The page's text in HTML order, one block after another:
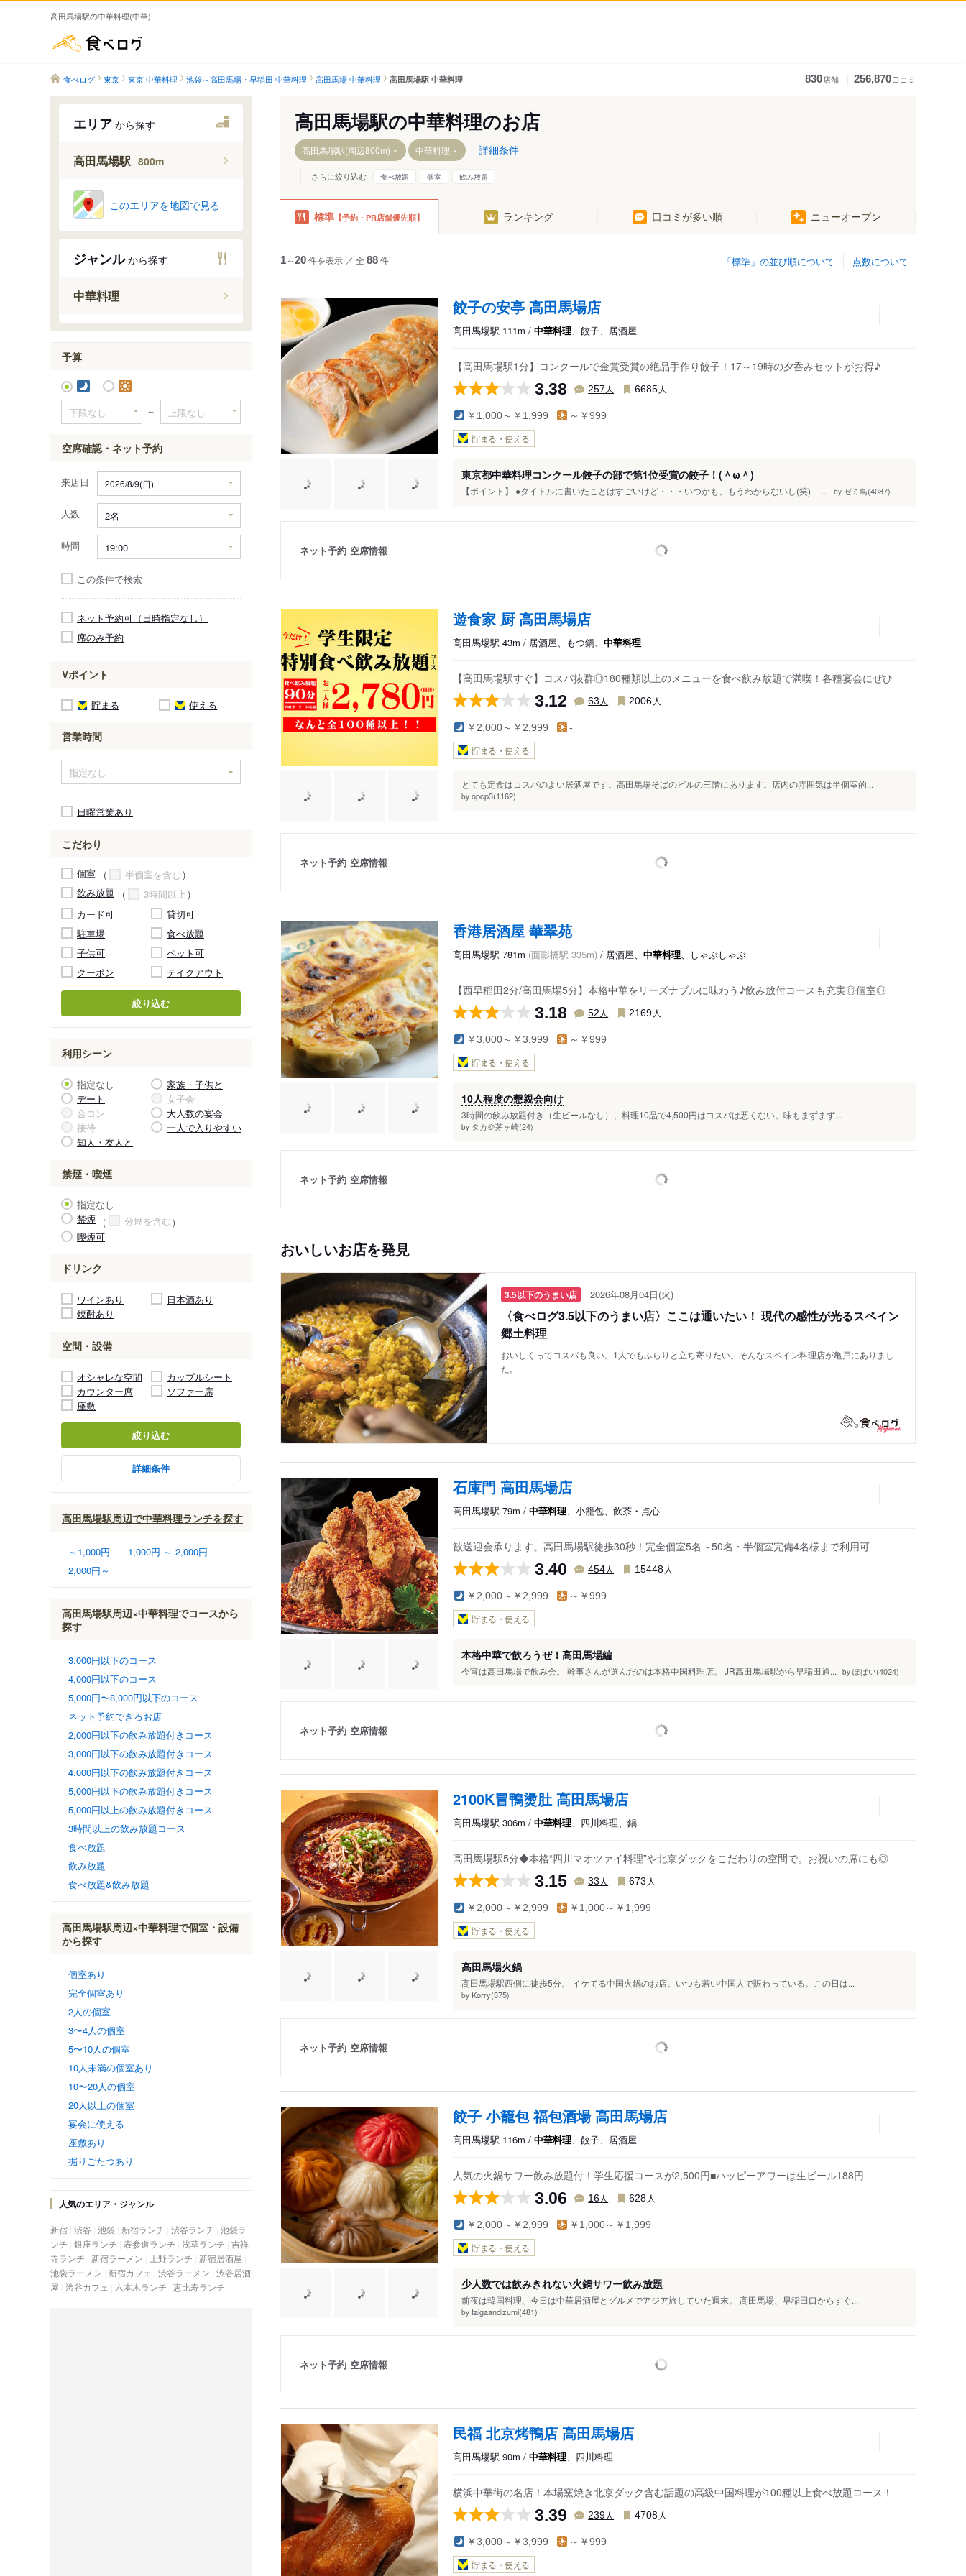
高田馬場駅の中華料理(中華)
食べログ 東京 東京 中華料理 池袋～高田馬場・早稲田 中華料理 高田馬場 中華料理 高田馬場駅 中華料理 830店舗 256,870口コミ
エリア から探す
高田馬場駅 800m
このエリアを地図で見る
ジャンルから探す
中華料理
予算
～
空席確認・ネット予約
来店日
人数
時間
この条件で検索
ネット予約可（日時指定なし）
席のみ予約
Vポイント
貯まる 使える
営業時間
日曜営業あり
こだわり
個室
半個室を含む
飲み放題
3時間以上
カード可
貸切可
駐車場
食べ放題
子供可
ペット可
クーポン
テイクアウト
絞り込む
利用シーン
指定なし
家族・子供と
デート
女子会
合コン
大人数の宴会
接待
一人で入りやすい
知人・友人と
禁煙・喫煙
指定なし
禁煙
分煙を含む
喫煙可
ドリンク
ワインあり
日本酒あり
焼酎あり
空間・設備
オシャレな空間
カップルシート
カウンター席
ソファー席
座敷
絞り込む
詳細条件
高田馬場駅周辺で中華料理ランチを探す
～1,000円
1,000円 ～ 2,000円
2,000円～
高田馬場駅周辺×中華料理でコースから
探す
3,000円以下のコース
4,000円以下のコース
5,000円〜8,000円以下のコース
ネット予約できるお店
2,000円以下の飲み放題付きコース
3,000円以下の飲み放題付きコース
4,000円以下の飲み放題付きコース
5,000円以下の飲み放題付きコース
5,000円以上の飲み放題付きコース
3時間以上の飲み放題コース
食べ放題
飲み放題
食べ放題&飲み放題
高田馬場駅周辺×中華料理で個室・設備
から探す
個室あり
完全個室あり
2人の個室
3〜4人の個室
5〜10人の個室
10人未満の個室あり
10〜20人の個室
20人以上の個室
宴会に使える
座敷あり
掘りごたつあり
人気のエリア・ジャンル
新宿 渋谷 池袋 新宿ランチ 渋谷ランチ 池袋ラ
ンチ 銀座ランチ 表参道ランチ 浅草ランチ 吉祥
寺ランチ
新宿ラーメン 上野ランチ
新宿居酒屋
池袋ラーメン
新宿カフェ 渋谷ラーメン 渋谷居酒
屋 渋谷カフェ 六本木ランチ 恵比寿ランチ
高田馬場駅の中華料理のお店
高田馬場駅(周辺800m) 中華料理 詳細条件
さらに絞り込む 食べ放題 個室 飲み放題
標準 【予約・PR店舗優先順】 ランキング 口コミが多い順 ニューオープン
点数について
「標準」の並び順について
1～20件を表示 ／ 全 88件
餃子の安亭 高田馬場店
高田馬場駅 111m / 中華料理、餃子、居酒屋
【高田馬場駅1分】コンクールで金賞受賞の絶品手作り餃子！17～19時の夕呑みセットがお得♪
3.38 257 人 6685 人
￥1,000～￥1,999 ～￥999
貯まる・使える
東京都中華料理コンクール餃子の部で第1位受賞の餃子！(＾ω＾)
【ポイント】 ●タイトルに書いたことはすごいけど・・・いつかも、もうわからないし(笑) ... by ゼミ鳥(4087)
ネット予約 空席情報
遊食家 厨 高田馬場店
高田馬場駅 43m / 居酒屋、もつ鍋、 中華料理
【高田馬場駅すぐ】コスパ抜群◎180種類以上のメニューを食べ飲み放題で満喫！各種宴会にぜひ
3.12 63 人 2006 人
￥2,000～￥2,999 -
貯まる・使える
とても定食はコスパのよい居酒屋です。高田馬場そばのビルの三階にあります。店内の雰囲気は半個室的...
by opcp3(1162)
ネット予約 空席情報
香港居酒屋 華翠苑
高田馬場駅 781m (面影橋駅 335m) / 居酒屋、 中華料理、しゃぶしゃぶ
【西早稲田2分/高田馬場5分】本格中華をリーズナブルに味わう♪飲み放付コースも充実◎個室◎
3.18 52 人 2169 人
￥3,000～￥3,999 ～￥999
貯まる・使える
10人程度の懇親会向け
3時間の飲み放題付き（生ビールなし）、料理10品で4,500円はコスパは悪くない。味もまずまず...
by タカ＠茅ヶ崎(24)
ネット予約 空席情報
おいしいお店を発見
3.5以下のうまい店 2026年08月04日(火)
〈食べログ3.5以下のうまい店〉ここは通いたい！ 現代の感性が光るスペイン
郷土料理
おいしくってコスパも良い。1人でもふらりと立ち寄りたい。そんなスペイン料理店が亀戸にありまし
た。
石庫門 高田馬場店
高田馬場駅 79m / 中華料理、小籠包、飲茶・点心
歓送迎会承ります。高田馬場駅徒歩30秒！完全個室5名～50名・半個室完備4名様まで利用可
3.40 454人 15448 人
￥2,000～￥2,999 ～￥999
貯まる・使える
本格中華で飲ろうぜ！高田馬場編
今宵は高田馬場で飲み会。 幹事さんが選んだのは本格中国料理店。 JR高田馬場駅から早稲田通... by ぽぱい(4024)
ネット予約 空席情報
2100K冒鴨燙肚 高田馬場店
高田馬場駅 306m / 中華料理、四川料理、鍋
高田馬場駅5分◆本格“四川マオツァイ料理”や北京ダックをこだわりの空間で。お祝いの席にも◎
3.15 33 人 673 人
￥2,000～￥2,999 ￥1,000～￥1,999
貯まる・使える
高田馬場火鍋
高田馬場駅西側に徒歩5分。 イケてる中国火鍋のお店。いつも若い中国人で賑わっている。この日は...
by Korry(375)
ネット予約 空席情報
餃子 小籠包 福包酒場 高田馬場店
高田馬場駅 116m / 中華料理、餃子、居酒屋
人気の火鍋サワー飲み放題付！学生応援コースが2,500円■ハッピーアワーは生ビール188円
3.06 16人 628 人
￥2,000～￥2,999 ￥1,000～￥1,999
貯まる・使える
少人数では飲みきれない火鍋サワー飲み放題
前夜は韓国料理、今日は中華居酒屋とグルメでアジア旅していた週末。 高田馬場、早稲田口からすぐ...
by taigaandizumi(481)
ネット予約 空席情報
民福 北京烤鴨店 高田馬場店
高田馬場駅 90m / 中華料理、四川料理
横浜中華街の名店！本場窯焼き北京ダック含む話題の高級中国料理が100種以上食べ放題コース！
3.39 239人 4708 人
￥3,000～￥3,999 ～￥999
貯まる・使える